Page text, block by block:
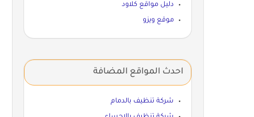
دليل مواقع كلاود
موقع ويزو
احدث المواقع المضافة
شركة تنظيف بالدمام